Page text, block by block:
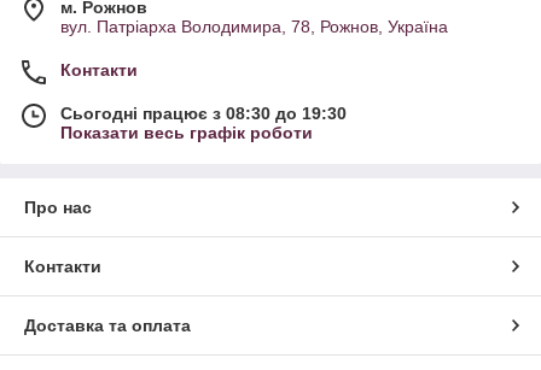
м. Рожнов
вул. Патріарха Володимира, 78, Рожнов, Україна
Контакти
Сьогодні працює з 08:30 до 19:30
Показати весь графік роботи
Про нас
Контакти
Доставка та оплата